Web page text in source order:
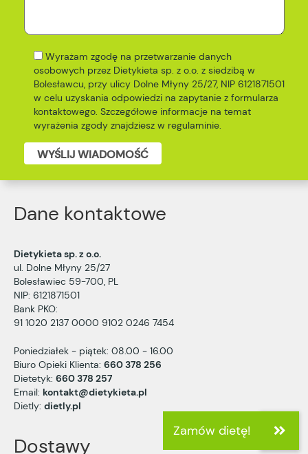
Dane kontaktowe
Dietykieta sp. z o.o.
ul. Dolne Młyny 25/27
Bolesławiec 59-700, PL
NIP: 6121871501
Bank PKO:
91 1020 2137 0000 9102 0246 7454
Poniedziałek - piątek: 08.00 - 16.00
Biuro Opieki Klienta: 660 378 256
Dietetyk: 660 378 257
Email: kontakt@dietykieta.pl
Dietly: dietly.pl
Dostawy
Wyrażam zgodę na przetwarzanie danych
osobowych przez Dietykieta sp. z o.o. z siedzibą w
Bolesławcu, przy ulicy Dolne Młyny 25/27, NIP 6121871501
w celu uzyskania odpowiedzi na zapytanie z formularza
kontaktowego. Szczegółowe informacje na temat
wyrażenia zgody znajdziesz w regulaminie.
WYŚLIJ WIADOMOŚĆ